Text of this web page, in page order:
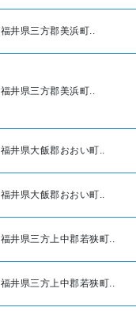
福井県三方郡美浜町..
福井県三方郡美浜町..
福井県大飯郡おおい町..
福井県大飯郡おおい町..
福井県三方上中郡若狭町..
福井県三方上中郡若狭町..